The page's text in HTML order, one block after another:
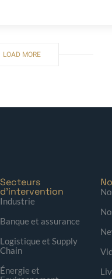
LOAD MORE
Secteurs
d'intervention
Industrie
Banque et assurance
Logistique et Supply
Chain
Énergie et